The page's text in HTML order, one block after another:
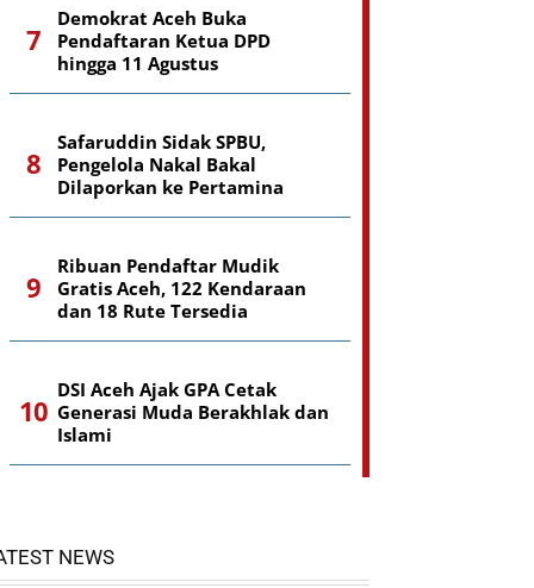
Demokrat Aceh Buka
Pendaftaran Ketua DPD
hingga 11 Agustus
Safaruddin Sidak SPBU,
Pengelola Nakal Bakal
Dilaporkan ke Pertamina
Ribuan Pendaftar Mudik
Gratis Aceh, 122 Kendaraan
dan 18 Rute Tersedia
DSI Aceh Ajak GPA Cetak
Generasi Muda Berakhlak dan
Islami
NEWS